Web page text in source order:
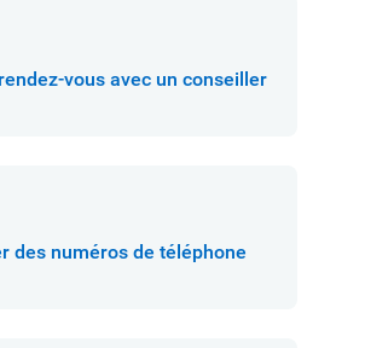
vous avec un conseiller
des numéros de téléphone